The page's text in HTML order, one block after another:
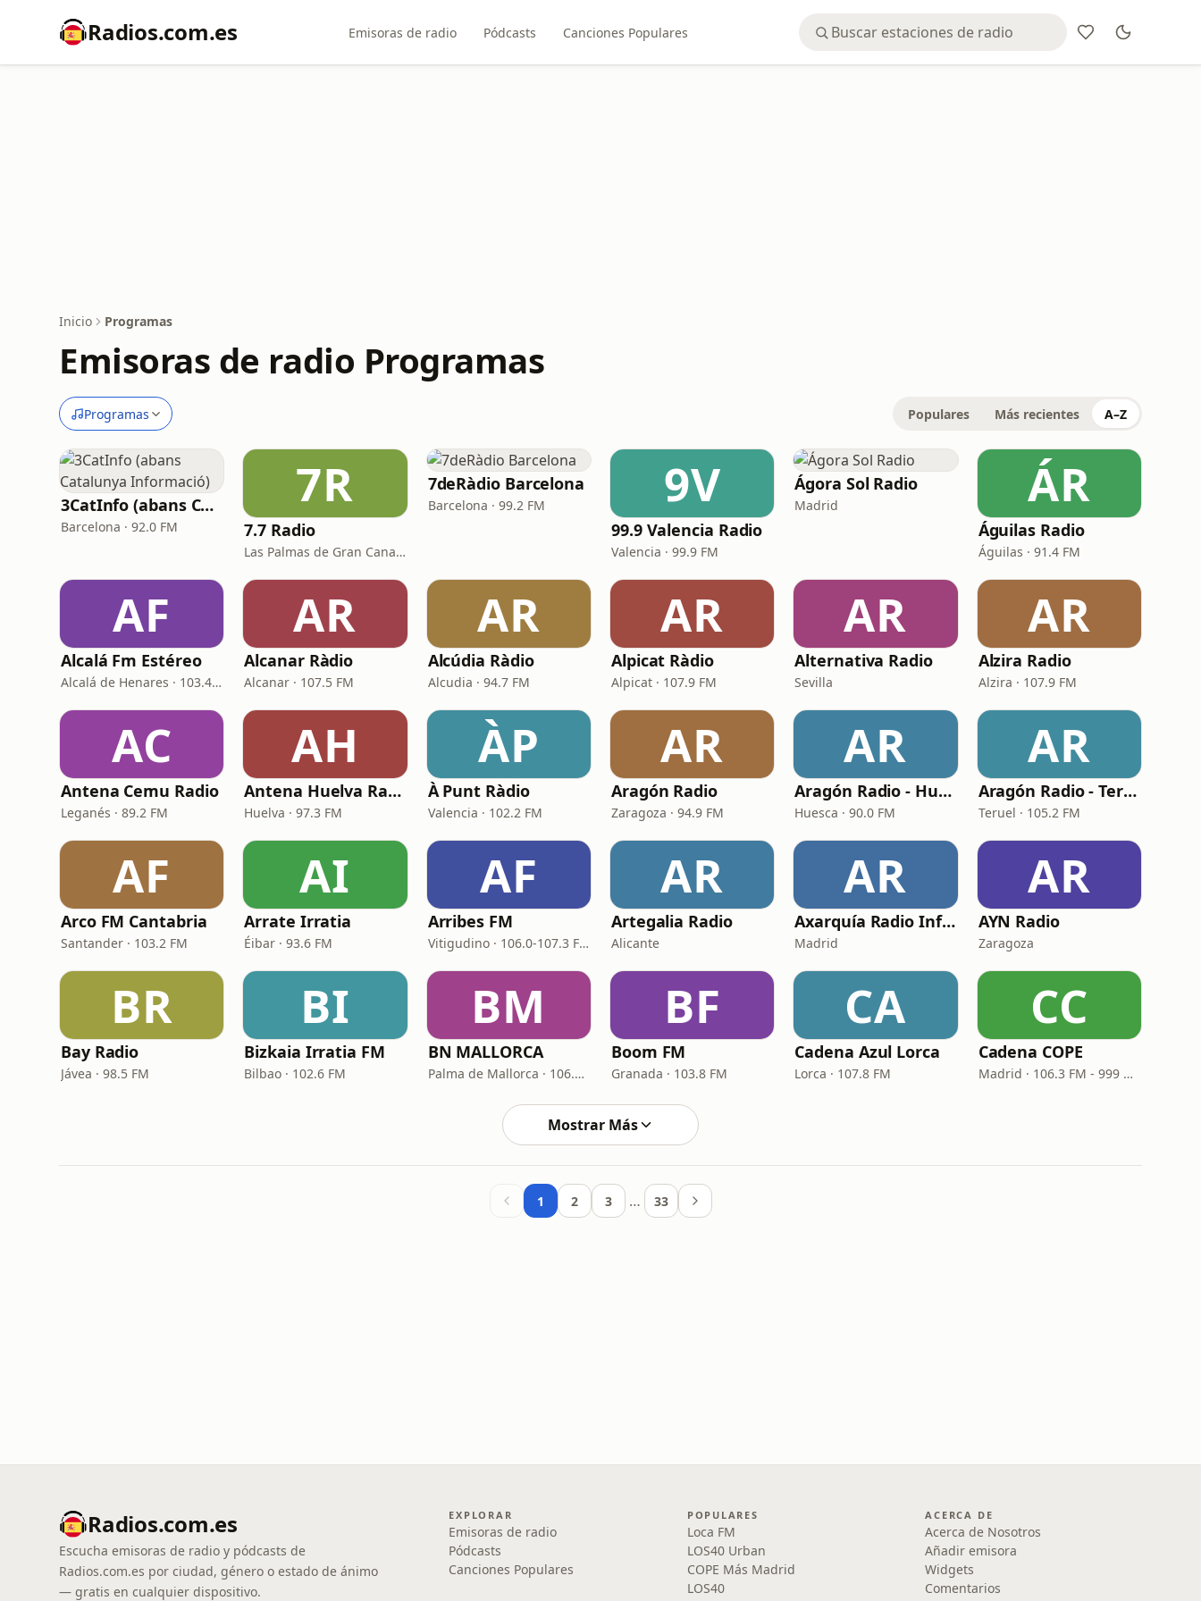
Radios.com.es Emisoras de radio Pódcasts Canciones Populares
Inicio Programas
Emisoras de radio Programas
Programas Populares Más recientes A–Z
3CatInfo (abans Catalunya Informació)
Barcelona · 92.0 FM
7R
7.7 Radio
Las Palmas de Gran Canaria · 89.6 FM
7deRàdio Barcelona
Barcelona · 99.2 FM 9V
99.9 Valencia Radio
Valencia · 99.9 FM
Ágora Sol Radio
Madrid ÁR
Águilas Radio
Águilas · 91.4 FM
AF
Alcalá Fm Estéreo
Alcalá de Henares · 103.4 FM
AR
Alcanar Ràdio
Alcanar · 107.5 FM
AR
Alcúdia Ràdio
Alcudia · 94.7 FM
AR
Alpicat Ràdio
Alpicat · 107.9 FM
AR
Alternativa Radio
Sevilla
AR
Alzira Radio
Alzira · 107.9 FM
AC
Antena Cemu Radio
Leganés · 89.2 FM
AH
Antena Huelva Radio
Huelva · 97.3 FM
ÀP
À Punt Ràdio
Valencia · 102.2 FM
AR
Aragón Radio
Zaragoza · 94.9 FM
AR
Aragón Radio - Huesca
Huesca · 90.0 FM
AR
Aragón Radio - Teruel
Teruel · 105.2 FM
AF
Arco FM Cantabria
Santander · 103.2 FM
AI
Arrate Irratia
Éibar · 93.6 FM
AF
Arribes FM
Vitigudino · 106.0-107.3 FM
AR
Artegalia Radio
Alicante
AR
Axarquía Radio Información
Madrid
AR
AYN Radio
Zaragoza
BR
Bay Radio
Jávea · 98.5 FM
BI
Bizkaia Irratia FM
Bilbao · 102.6 FM
BM
BN MALLORCA
Palma de Mallorca · 106.5 FM
BF
Boom FM
Granada · 103.8 FM
CA
Cadena Azul Lorca
Lorca · 107.8 FM
CC
Cadena COPE
Madrid · 106.3 FM - 999 AM
Mostrar Más
1 2 3 … 33
Radios.com.es
Escucha emisoras de radio y pódcasts de
Radios.com.es por ciudad, género o estado de ánimo
— gratis en cualquier dispositivo.
EXPLORAR
Emisoras de radio
Pódcasts
Canciones Populares
POPULARES
Loca FM
LOS40 Urban
COPE Más Madrid
LOS40
ACERCA DE
Acerca de Nosotros
Añadir emisora
Widgets
Comentarios